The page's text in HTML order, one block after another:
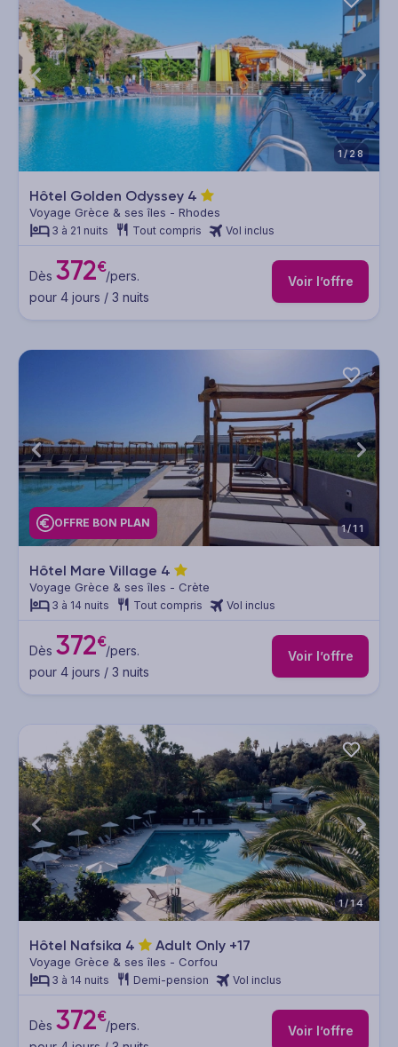
1/28
Hôtel Golden Odyssey 4
Voyage Grèce & ses îles - Rhodes
3 à 21 nuits Tout compris Vol inclus
Dès 372€/pers.
pour 4 jours / 3 nuits
Voir l’offre
OFFRE BON PLAN 1/11
Hôtel Mare Village 4
Voyage Grèce & ses îles - Crète
3 à 14 nuits Tout compris Vol inclus
Dès 372€/pers.
pour 4 jours / 3 nuits
Voir l’offre
1/14
Hôtel Nafsika 4 Adult Only +17
Voyage Grèce & ses îles - Corfou
3 à 14 nuits Demi-pension Vol inclus
Dès 372€/pers.
Voir l’offre